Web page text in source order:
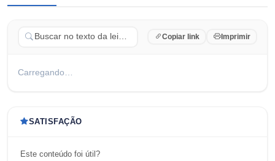
Copiar link Imprimir
Carregando…
SATISFAÇÃO
Este conteúdo foi útil?